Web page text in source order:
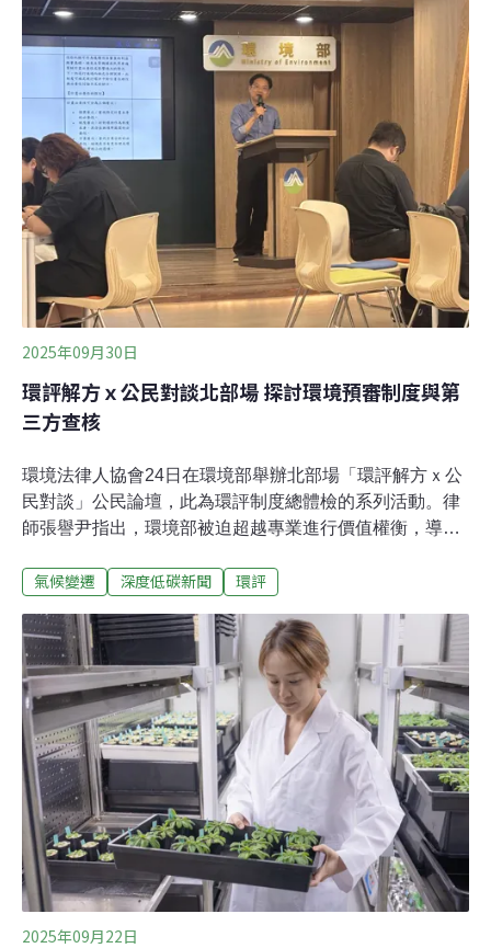
場照片。「這只是去年至少17起職災中的一件，但公司卻
認為是工人自己的疏失，把責任推給死者。」Johan是莫
羅瓦利產業工會領袖，他希望Andri的遭遇能被世界看見。
印尼擁有全球最大的鎳儲量，過去五年幾乎吃下全球新增
供應九成以上。但印尼鎳礦園區同時大興燃煤電廠，結果
由當地社群、勞工與環境付出代價。來自哈馬黑拉東部的
原住民Said，為守護部落淨土，帶領村民抵抗礦企入侵，
現在有11個抗議的居民或面臨牢獄之災。Johan與Said兩
人所經歷的，是印尼在全球鎳供應鏈背後看不見
2025年09月30日
環評解方ｘ公民對談北部場 探討環境預審制度與第
三方查核
環境法律人協會24日在環境部舉辦北部場「環評解方ｘ公
民對談」公民論壇，此為環評制度總體檢的系列活動。律
師張譽尹指出，環境部被迫超越專業進行價值權衡，導致
審制度」強化主管機關角色；同時討論顧問公司第三方查
全台成果，於10月中下旬提出環評制度精進建議。從個案
到政策環評 關鍵議題總體檢張譽尹解釋，第一階段環評總
體檢已透過400份問卷調查、四場公民咖啡館以及二場專
家學者大會，廣泛蒐集各界意見，共同指認出環評制度的
關鍵議題。第二階段經過三場專家學者會議延續並深化關
鍵議題，逐步形成初步解方；為檢視與修正，規劃舉辦四
場「環評解方ｘ公民對談」，以分桌討論蒐集北、中、
南、東四地意見，確保多元參與，成果將作為環評制度改
革的依據。本次論壇以「四節課」檢視核心面向：從個案
環評的垂直與水平面向、適用範圍與程序機制，到
氣候變遷 深度低碳新聞 環評
2025年09月22日